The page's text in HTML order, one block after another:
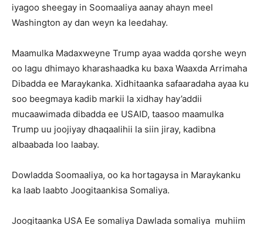
iyagoo sheegay in Soomaaliya aanay ahayn meel
Washington ay dan weyn ka leedahay.
Maamulka Madaxweyne Trump ayaa wadda qorshe weyn
oo lagu dhimayo kharashaadka ku baxa Waaxda Arrimaha
Dibadda ee Maraykanka. Xidhitaanka safaaradaha ayaa ku
soo beegmaya kadib markii la xidhay hay’addii
mucaawimada dibadda ee USAID, taasoo maamulka
Trump uu joojiyay dhaqaalihii la siin jiray, kadibna
albaabada loo laabay.
Dowladda Soomaaliya, oo ka hortagaysa in Maraykanku
ka laab laabto Joogitaankisa Somaliya.
Joogitaanka USA Ee somaliya Dawlada somaliya muhiim